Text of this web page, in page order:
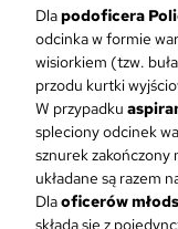
Dlapodoficera
odcinka w formie
wisiorkiem (tzw.
przodu kurtki
W przypadku
spleciony odcinek
sznurek
układane są razem
Dlaoficerów
składa się z